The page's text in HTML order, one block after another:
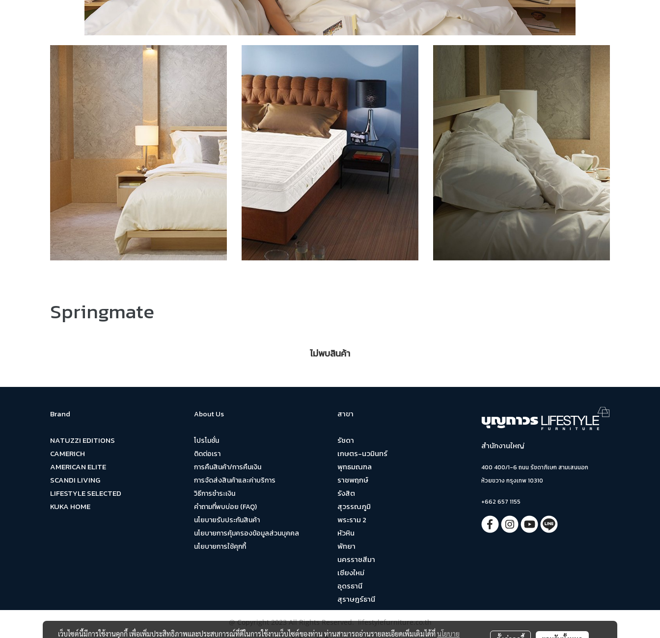
Springmate
ไม่พบสินค้า
Brand
NATUZZI EDITIONS
CAMERICH
AMERICAN ELITE
SCANDI LIVING
LIFESTYLE SELECTED
KUKA HOME
About Us
โปรโมชั่น
ติดต่อเรา
การคืนสินค้า/การคืนเงิน
การจัดส่งสินค้าและค่าบริการ
วิธีการชำระเงิน
คำถามที่พบบ่อย (FAQ)
นโยบายรับประกันสินค้า
นโยบายการคุ้มครองข้อมูลส่วนบุคคล
นโยบายการใช้คุกกี้
สาขา
รัชดา
เกษตร-นวมินทร์
พุทธมณฑล
ราชพฤกษ์
รังสิต
สุวรรณภูมิ
พระราม 2
หัวหิน
พัทยา
นครราชสีมา
เชียงใหม่
อุดรธานี
สุราษฎร์ธานี
สำนักงานใหญ่
400 400/1-6 ถนน รัชดาภิเษก สามเสนนอก
ห้วยขวาง กรุงเทพ 10310
+662 657 1155
@ Copyright 2023 All Rights Reserved. lifestylefurniture.co.th
เว็บไซต์นี้มีการใช้งานคุกกี้ เพื่อเพิ่มประสิทธิภาพและประสบการณ์ที่ดีในการใช้งานเว็บไซต์ของท่าน ท่านสามารถอ่านรายละเอียดเพิ่มเติมได้ที่นโยบาย